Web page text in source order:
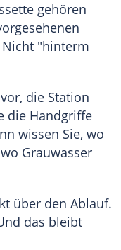
gehören
"hinterm
die Station
die Handgriffe
wissen Sie, wo
Grauwasser
über den Ablauf.
das bleibt